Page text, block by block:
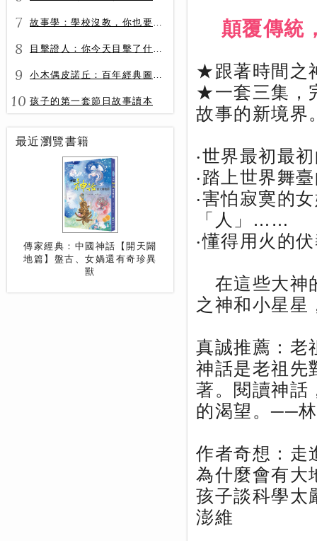
7 故事學：學校沒教，你也要會的表達力
8 目擊證人：你今天目擊了什麼？
9 小木偶皮諾丘：百年經典圖文全譯版
10 孩子的第一套節日故事讀本
最近瀏覽書籍
傳家經典：中國神話【開天闢
地篇】盤古、女媧還有奇珍異
獸
顛覆傳統
★跟著時間之
★一套三集，
故事的新境界
‧世界最初最
‧踏上世界舞
‧害怕寂寞的
「人」……
‧懂得用火的
在這些大神
之神和小星星
真誠推薦：老
神話是老祖先
著。閱讀神話
的渴望。──
作者奇想：走
為什麼會有大
孩子談科學太
澎維